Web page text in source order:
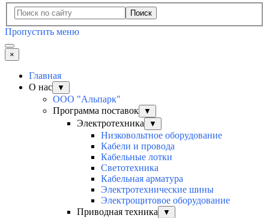
Поиск
Пропустить меню
×
Главная
О нас
▼
ООО "Альпарк"
Программа поставок
▼
Электротехника ▼
Низковольтное оборудование
Кабели и провода
Кабельные лотки
Светотехника
Кабельная арматура
Электротехнические шины
Электрощитовое оборудование
Приводная техника
▼